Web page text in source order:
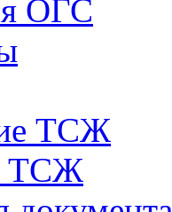
ОГС
ТСЖ
ТСЖ